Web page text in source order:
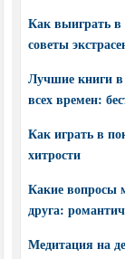
Как выиграть
советы
Лучшие книги
всех времен:
Как играть в
хитрости
Какие вопросы
друга:
Медитация на